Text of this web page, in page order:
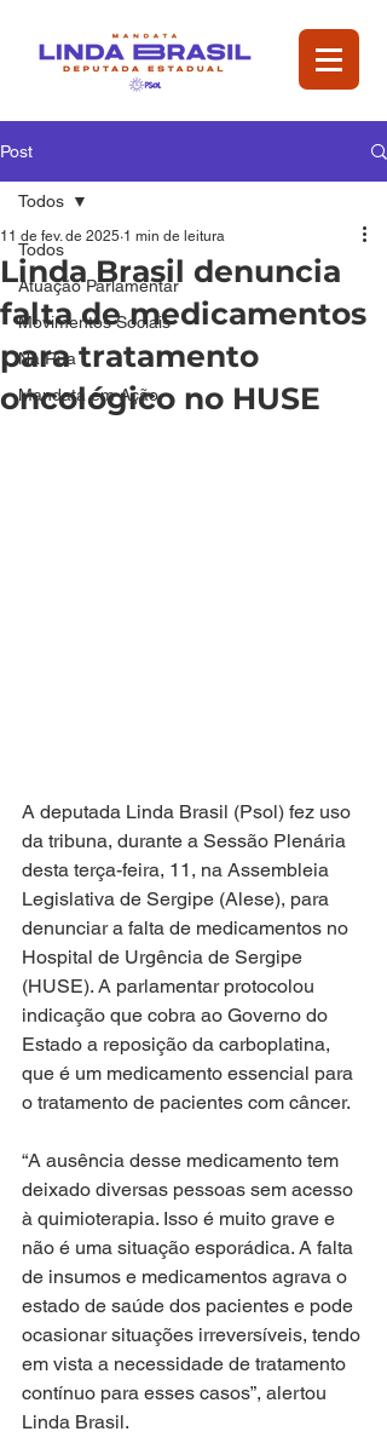
Post
Todos
Atuação Parlamentar
Movimentos Sociais
Na Rua
Mandata em Ação
Todos
Linda Brasil denuncia
falta de medicamentos
para tratamento
oncológico no HUSE
11 de fev. de 2025 1 min de leitura
A deputada Linda Brasil (Psol) fez uso
da tribuna, durante a Sessão Plenária
desta terça-feira, 11, na Assembleia
Legislativa de Sergipe (Alese), para
denunciar a falta de medicamentos no
Hospital de Urgência de Sergipe
(HUSE). A parlamentar protocolou
indicação que cobra ao Governo do
Estado a reposição da carboplatina,
que é um medicamento essencial para
o tratamento de pacientes com câncer.
“A ausência desse medicamento tem
deixado diversas pessoas sem acesso
à quimioterapia. Isso é muito grave e
não é uma situação esporádica. A falta
de insumos e medicamentos agrava o
estado de saúde dos pacientes e pode
ocasionar situações irreversíveis, tendo
em vista a necessidade de tratamento
contínuo para esses casos”, alertou
Linda Brasil.